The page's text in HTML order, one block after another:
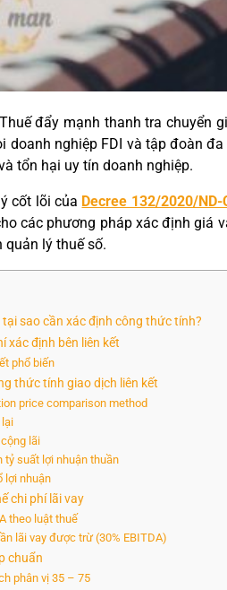
đẩy mạnh thanh tra chuyển
doanh nghiệp FDI và tập đoàn
tổn hại uy tín doanh nghiệp.
cốt lõi của Decree 132/2020/ND-
các phương pháp xác định
quản lý thuế số.
tại sao cần xác định công thức tính?
xác định bên liên kết
phổ biến
thức tính giao dịch liên kết
price comparison method
lại
lãi
tỷ suất lợi nhuận thuần
lợi nhuận
chi phí lãi vay
theo luật thuế
lãi vay được trừ (30% EBITDA)
chuẩn
phân vị 35 – 75